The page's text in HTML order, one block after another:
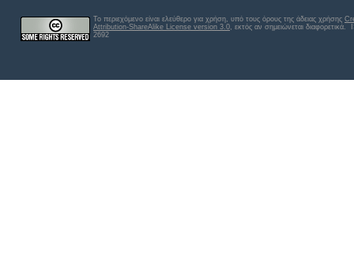
Το περιεχόμενο είναι ελεύθερο για χρήση, υπό τους όρους της άδειας χρήσης
Attribution-ShareAlike License version 3.0, εκτός αν σημειώνεται διαφορετικά.
2692